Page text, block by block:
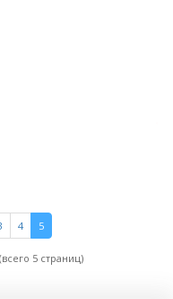
4 5
5 страниц)